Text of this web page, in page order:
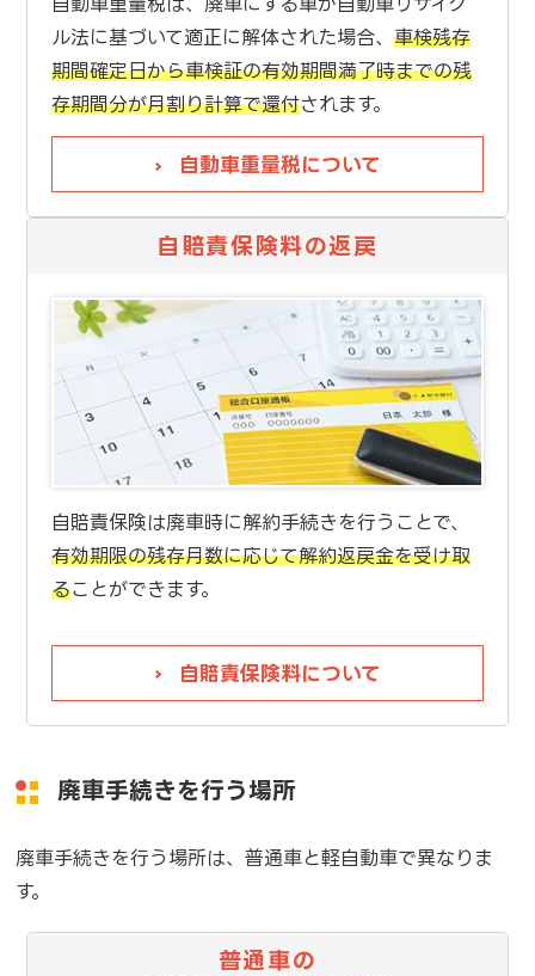
ル法に基づいて適正に解体された場合、 車検残存
期間確定日から車検証の有効期間満了時までの残
存期間分が月割り計算で還付されます。
自動車重量税について
自賠責保険料の返戻
自賠責保険は廃車時に解約手続きを行うことで、
有効期限の残存月数に応じて解約返戻金を受け取
ることができます。
自賠責保険料について
廃車手続きを行う場所
廃車手続きを行う場所は、普通車と軽自動車で異なりま
す。
普通車の